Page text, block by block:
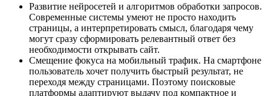
Развитие нейросетей и алгоритмов обработки запросов.
Современные системы умеют не просто находить
страницы, а интерпретировать смысл, благодаря чему
могут сразу сформировать релевантный ответ без
необходимости открывать сайт.
Смещение фокуса на мобильный трафик. На смартфоне
пользователь хочет получить быстрый результат, не
переходя между страницами. Поэтому поисковые
платформы адаптируют выдачу под компактное и